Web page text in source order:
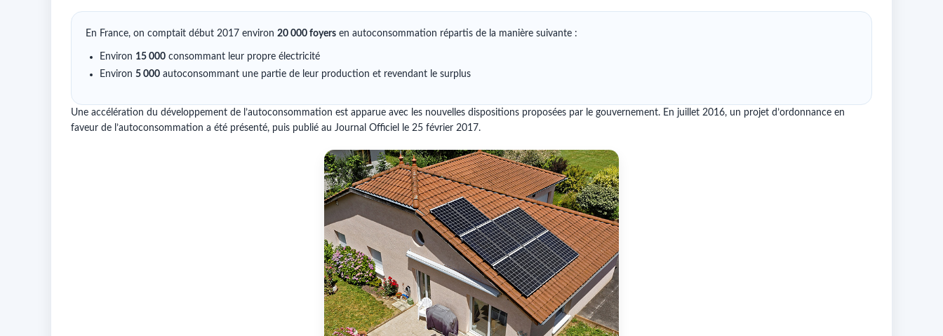
En France, on comptait début 2017 environ 20 000 foyers en autoconsommation répartis de la manière suivante :
Environ 15 000 consommant leur propre électricité
Environ 5 000 autoconsommant une partie de leur production et revendant le surplus
Une accélération du développement de l’autoconsommation est apparue avec les nouvelles dispositions proposées par le gouvernement. En juillet 2016, un projet d’ordonnance en
faveur de l’autoconsommation a été présenté, puis publié au Journal Officiel le 25 février 2017.